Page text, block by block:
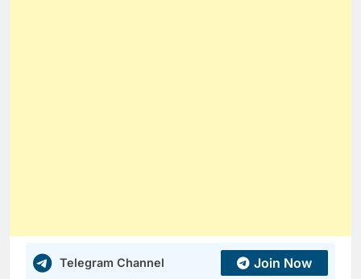
Telegram Channel Join Now